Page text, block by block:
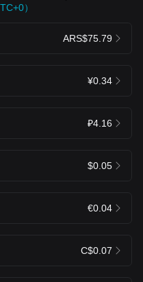
）
ARS$75.79
¥0.34
₽4.16
$0.05
€0.04
C$0.07